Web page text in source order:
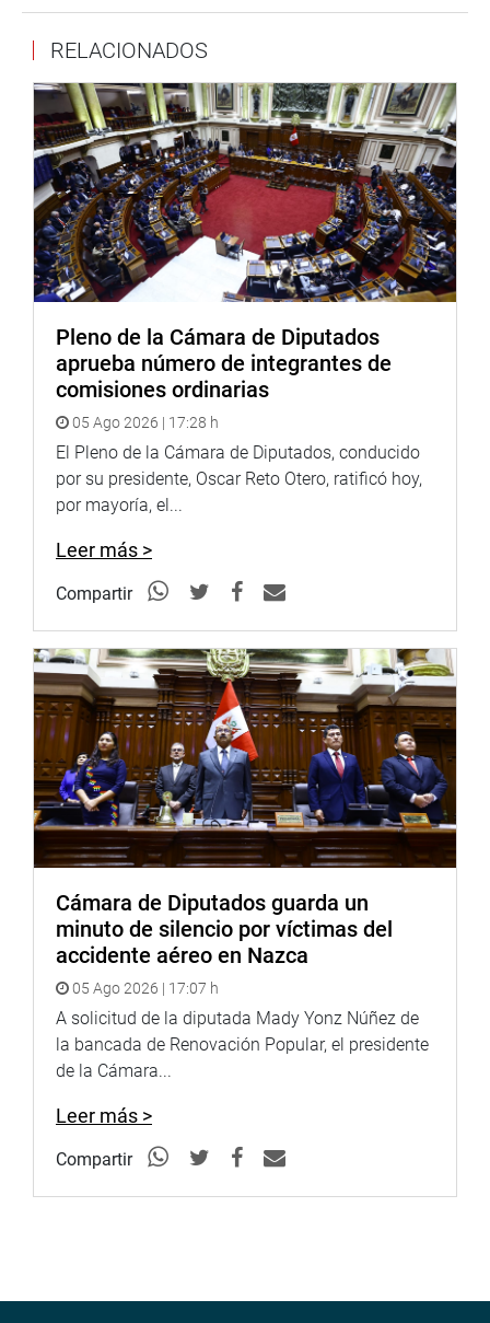
vínculos entre ambos países. “Este es un gran honor para
hacer, trabajemos juntos”, señaló.
El acto también reconoció a Franz Kolb, director de
Relaciones Internacionales del Estado de Utah, así como
a David Utrilla Gómez, ex cónsul del Perú, entre otros
miembros de la delegación.
La ceremonia formó parte del encuentro oficial
organizado por el despacho del congresista Eduardo
institucional entre el Perú y Utah. En esa línea, la reunión
busca impulsar el intercambio de experiencias en gestión
pública, desarrollo regional e innovación, además de
promover la diplomacia parlamentaria como herramienta
para consolidar alianzas estratégicas.
OFICINA DE COMUNICACIONES E IMAGEN
RELACIONADOS
Pleno de la Cámara de Diputados
aprueba número de integrantes de
comisiones ordinarias
05 Ago 2026 | 17:28 h
El Pleno de la Cámara de Diputados, conducido
por su presidente, Oscar Reto Otero, ratificó hoy,
por mayoría, el...
Leer más >
Compartir
Cámara de Diputados guarda un
minuto de silencio por víctimas del
accidente aéreo en Nazca
05 Ago 2026 | 17:07 h
A solicitud de la diputada Mady Yonz Núñez de
la bancada de Renovación Popular, el presidente
de la Cámara...
Leer más >
Compartir